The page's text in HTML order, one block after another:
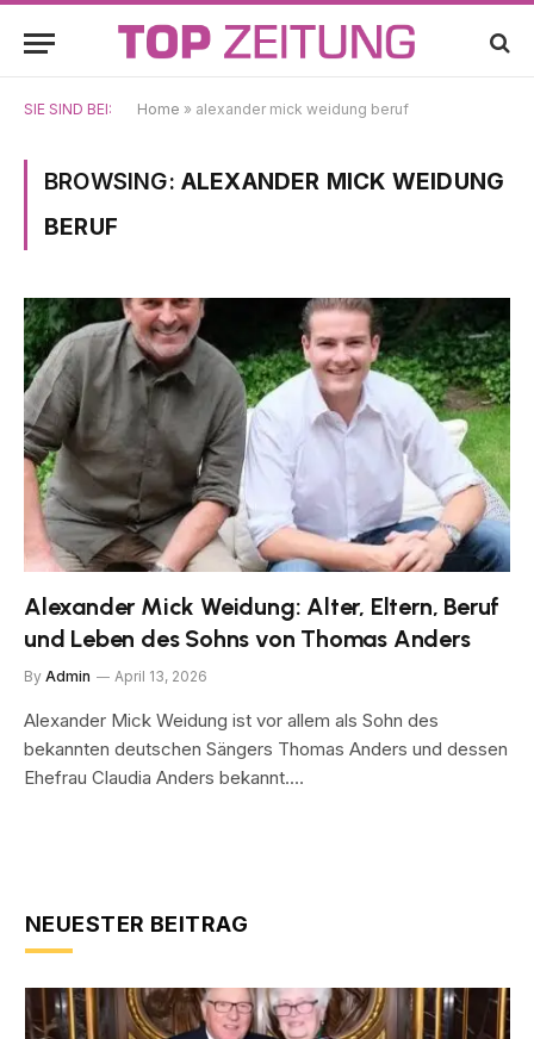
SIE SIND BEI: Home » alexander mick weidung beruf
BROWSING: ALEXANDER MICK WEIDUNG
BERUF
Alexander Mick Weidung: Alter, Eltern, Beruf
und Leben des Sohns von Thomas Anders
By Admin April 13, 2026
Alexander Mick Weidung ist vor allem als Sohn des
bekannten deutschen Sängers Thomas Anders und dessen
Ehefrau Claudia Anders bekannt.…
NEUESTER BEITRAG